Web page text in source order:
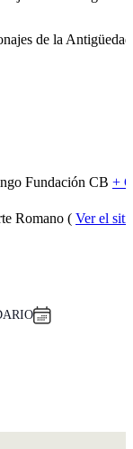
de la
Fundación CB +
Romano ( Ver el